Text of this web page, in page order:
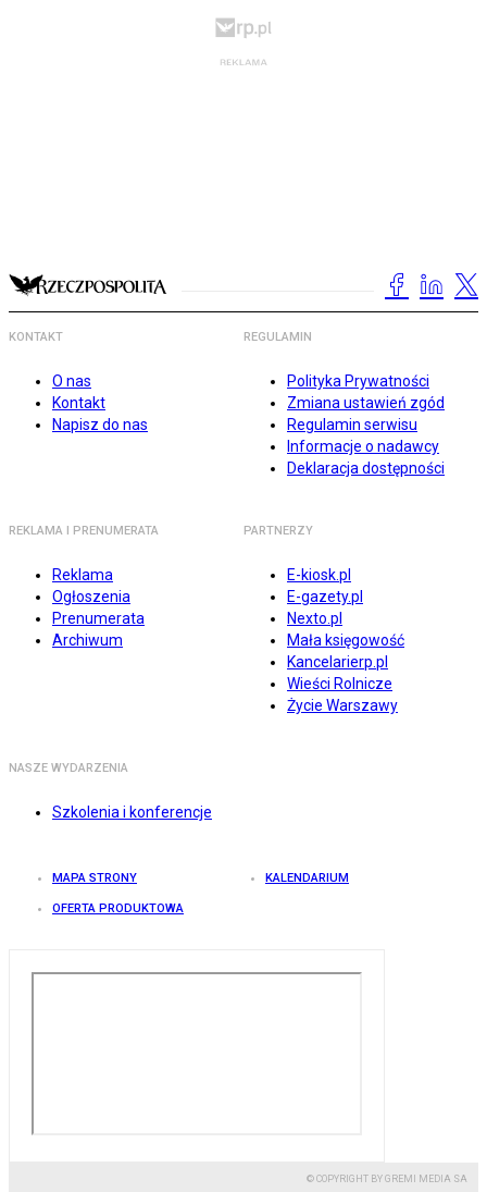
KONTAKT
O nas
Kontakt
Napisz do nas
REGULAMIN
Polityka Prywatności
Zmiana ustawień zgód
Regulamin serwisu
Informacje o nadawcy
Deklaracja dostępności
REKLAMA I PRENUMERATA
Reklama
Ogłoszenia
Prenumerata
Archiwum
PARTNERZY
E-kiosk.pl
E-gazety.pl
Nexto.pl
Mała księgowość
Kancelarierp.pl
Wieści Rolnicze
Życie Warszawy
NASZE WYDARZENIA
Szkolenia i konferencje
MAPA STRONY KALENDARIUM
OFERTA PRODUKTOWA
© COPYRIGHT BY GREMI MEDIA SA